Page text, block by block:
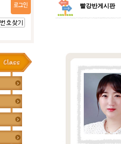
빨강반게시판